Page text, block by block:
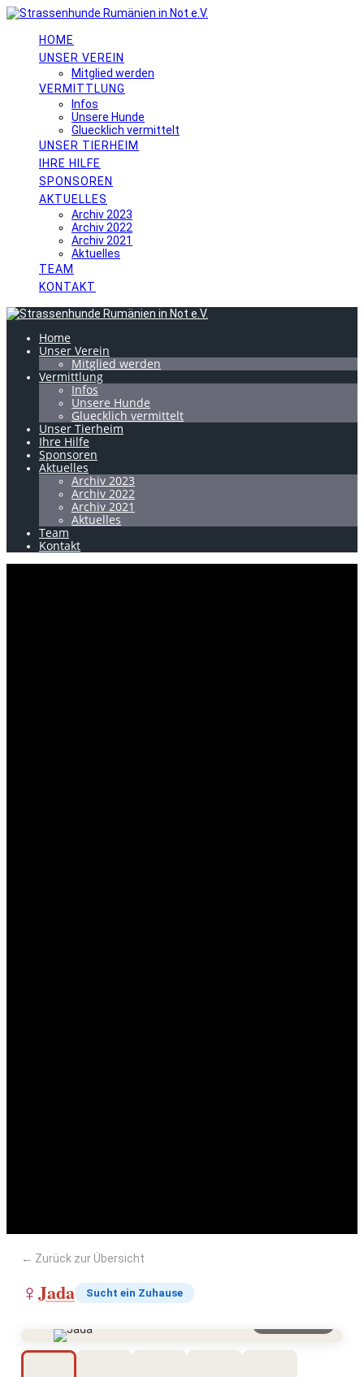
Skip
contentHOME
UNSER VEREIN
Mitglied werden
VERMITTLUNG
Infos
Unsere Hunde
Gluecklich vermittelt
UNSER TIERHEIM
IHRE HILFE
SPONSOREN
AKTUELLES
Archiv 2023
Archiv 2022
Archiv 2021
Aktuelles
TEAM
KONTAKT
Home
Unser Verein
Mitglied werden
Vermittlung
Infos
Unsere Hunde
Gluecklich vermittelt
Unser Tierheim
Ihre Hilfe
Sponsoren
Aktuelles
Archiv 2023
Archiv 2022
Archiv 2021
Aktuelles
Team
Kontakt
← Zurück zur Übersicht
♀Jada Sucht ein Zuhause